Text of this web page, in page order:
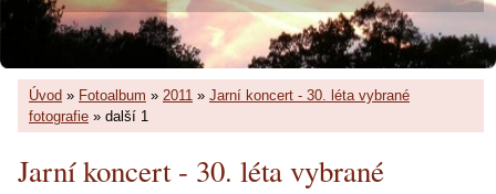
Úvod » Fotoalbum » 2011 » Jarní koncert - 30. léta vybrané
fotografie » další 1
Jarní koncert - 30. léta vybrané